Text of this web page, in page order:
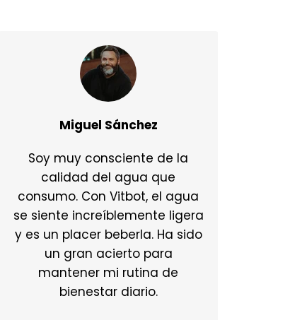
Miguel Sánchez
Soy muy consciente de la
calidad del agua que
consumo. Con Vitbot, el agua
se siente increíblemente ligera
y es un placer beberla. Ha sido
un gran acierto para
mantener mi rutina de
bienestar diario.